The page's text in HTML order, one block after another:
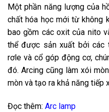
Một phần năng lượng của
chất hóa học mới từ không
bao gồm các oxit của nito
thể được sản xuất bởi các
rơle và cổ góp động cơ,
đó. Arcing cũng làm xói
mòn và tạo ra khả năng tiếp
Đọc thêm: Arc lamp